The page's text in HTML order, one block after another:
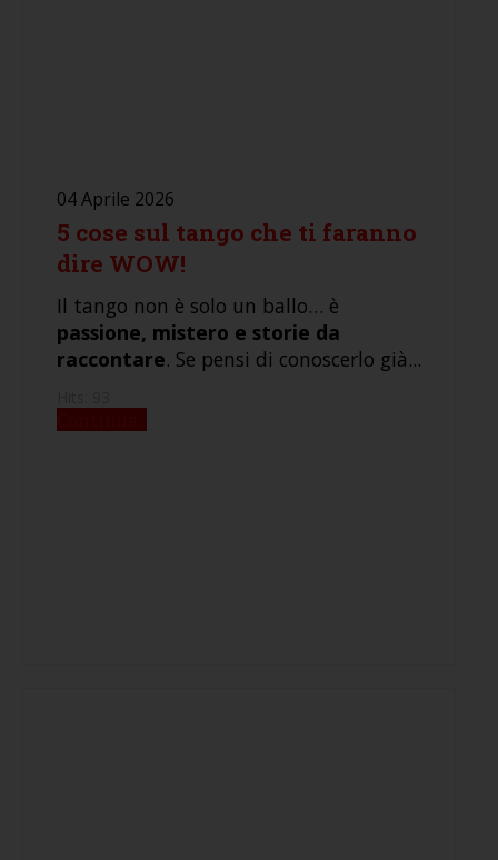
04 Aprile 2026
5 cose sul tango che ti faranno
dire WOW!
Il tango non è solo un ballo… è
passione, mistero e storie da
raccontare. Se pensi di conoscerlo già...